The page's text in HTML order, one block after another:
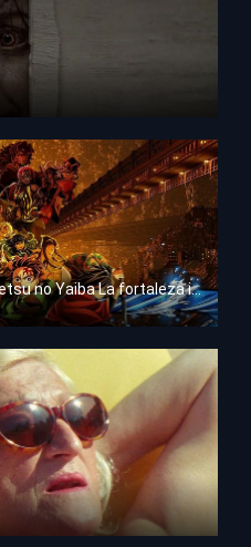
Guardianes de la noche: Kimetsu no Yaiba La fortaleza infinita